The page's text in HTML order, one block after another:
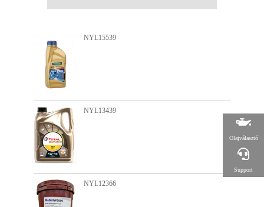
NYL11079
NYL12670
NYL11612
Olajválasztó
Support